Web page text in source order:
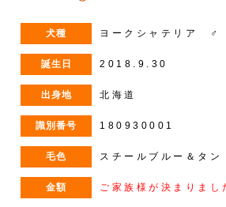
犬種 ヨークシャテリア
誕生日 2018.9.30
出身地 北海道
識別番号 180930001
毛色 スチールブルー＆タン
金額 ご家族様が決まりまし